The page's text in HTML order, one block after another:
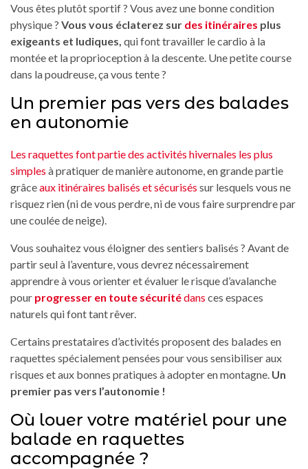
Vous êtes plutôt sportif ? Vous avez une bonne condition
physique ? Vous vous éclaterez sur des itinéraires plus
exigeants et ludiques, qui font travailler le cardio à la
montée et la proprioception à la descente. Une petite course
dans la poudreuse, ça vous tente ?
Un premier pas vers des balades
en autonomie
Les raquettes font partie des activités hivernales les plus
simples à pratiquer de manière autonome, en grande partie
grâceaux itinéraires balisés et sécurisés sur lesquels vous ne
risquez rien (ni de vous perdre, ni de vous faire surprendre par
une coulée de neige).
Vous souhaitez vous éloigner des sentiers balisés ? Avant de
partir seul à l’aventure, vous devrez nécessairement
apprendre à vous orienter et évaluer le risque d’avalanche
pour progresser en toute sécuritédans ces espaces
naturels qui font tant rêver.
Certains prestataires d’activités proposent des balades en
raquettes spécialement pensées pour vous sensibiliser aux
risques et aux bonnes pratiques à adopter en montagne. Un
premier pas vers l’autonomie !
Où louer votre matériel pour une
balade en raquettes
accompagnée ?